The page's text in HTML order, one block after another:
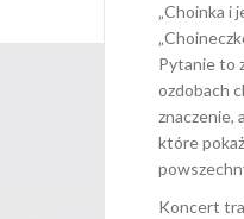
„Choinka i
Pytanie to
ozdobach
znaczenie,
które
Koncert